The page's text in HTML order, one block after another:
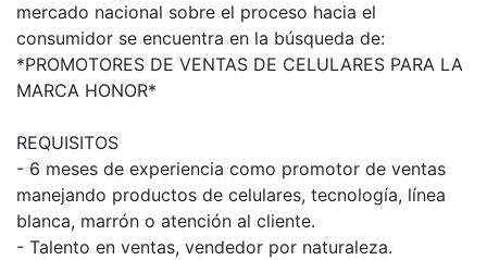
mercado nacional sobre el proceso hacia el
consumidor se encuentra en la búsqueda de:
*PROMOTORES DE VENTAS DE CELULARES PARA LA
MARCA HONOR*
REQUISITOS
- 6 meses de experiencia como promotor de ventas
manejando productos de celulares, tecnología, línea
blanca, marrón o atención al cliente.
- Talento en ventas, vendedor por naturaleza.